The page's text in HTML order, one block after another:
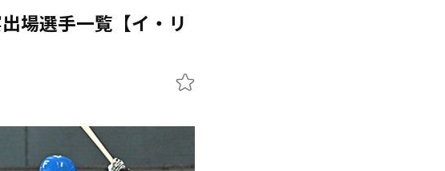
場選手一覧【イ・リ